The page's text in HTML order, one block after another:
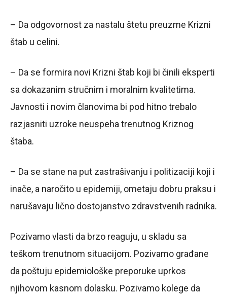
– Da odgovornost za nastalu štetu preuzme Krizni
štab u celini.
– Da se formira novi Krizni štab koji bi činili eksperti
sa dokazanim stručnim i moralnim kvalitetima.
Javnosti i novim članovima bi pod hitno trebalo
razjasniti uzroke neuspeha trenutnog Kriznog
štaba.
– Da se stane na put zastrašivanju i politizaciji koji i
inače, a naročito u epidemiji, ometaju dobru praksu i
narušavaju lično dostojanstvo zdravstvenih radnika.
Pozivamo vlasti da brzo reaguju, u skladu sa
teškom trenutnom situacijom. Pozivamo građane
da poštuju epidemiološke preporuke uprkos
njihovom kasnom dolasku. Pozivamo kolege da